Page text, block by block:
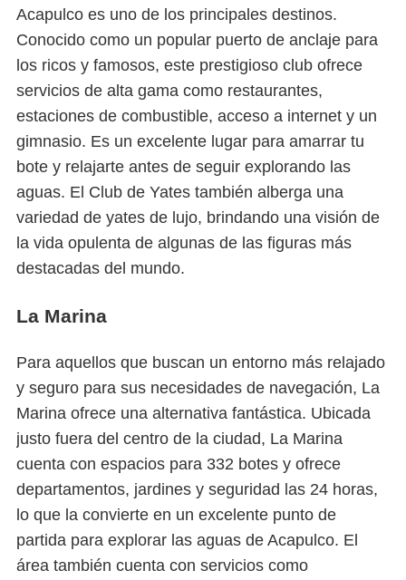
Acapulco es uno de los principales destinos.
Conocido como un popular puerto de anclaje para
los ricos y famosos, este prestigioso club ofrece
servicios de alta gama como restaurantes,
estaciones de combustible, acceso a internet y un
gimnasio. Es un excelente lugar para amarrar tu
bote y relajarte antes de seguir explorando las
aguas. El Club de Yates también alberga una
variedad de yates de lujo, brindando una visión de
la vida opulenta de algunas de las figuras más
destacadas del mundo.
La Marina
Para aquellos que buscan un entorno más relajado
y seguro para sus necesidades de navegación, La
Marina ofrece una alternativa fantástica. Ubicada
justo fuera del centro de la ciudad, La Marina
cuenta con espacios para 332 botes y ofrece
departamentos, jardines y seguridad las 24 horas,
lo que la convierte en un excelente punto de
partida para explorar las aguas de Acapulco. El
área también cuenta con servicios como